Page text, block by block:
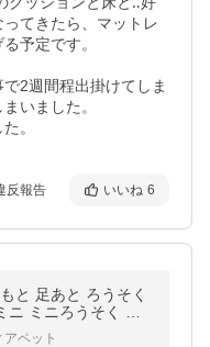
てきたら、マットレ
予定です。
2週間程出掛けてしま
いました。
。
反報告 いいね 6
と 足あと ろうそく
ミニろうそく 短
ペット